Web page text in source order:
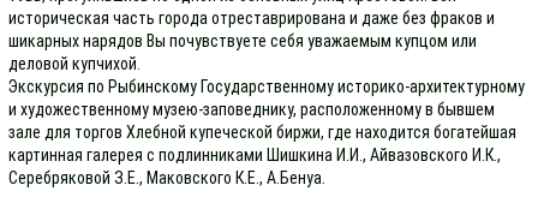
историческая часть города отреставрирована и даже без фраков и
шикарных нарядов Вы почувствуете себя уважаемым купцом или
деловой купчихой.
Экскурсия по Рыбинскому Государственному историко-архитектурному
и художественному музею-заповеднику, расположенному в бывшем
зале для торгов Хлебной купеческой биржи, где находится богатейшая
картинная галерея с подлинниками Шишкина И.И., Айвазовского И.К.,
Серебряковой З.Е., Маковского К.Е., А.Бенуа.